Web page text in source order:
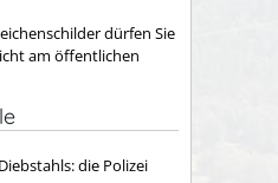
dürfen Sie
am öffentlichen
die Polizei